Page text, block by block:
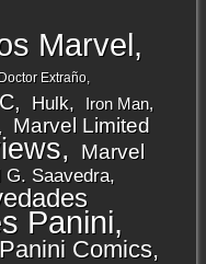
Marvel
Doctor Extraño
Hulk Iron Man
Marvel Limited
Marvel
G. Saavedra
Panini
Panini Comics